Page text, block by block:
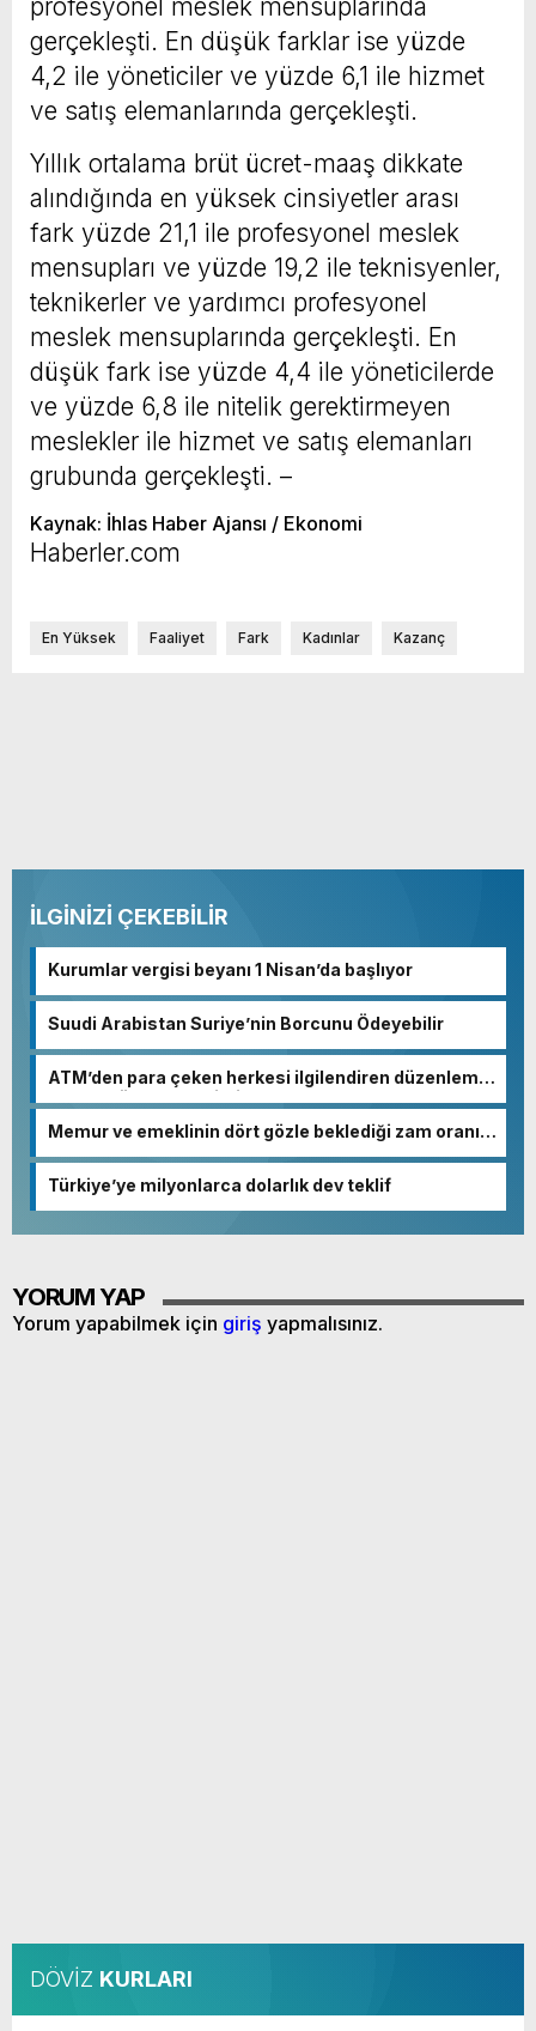
profesyonel meslek mensuplarında
gerçekleşti. En düşük farklar ise yüzde
4,2 ile yöneticiler ve yüzde 6,1 ile hizmet
ve satış elemanlarında gerçekleşti.
Yıllık ortalama brüt ücret-maaş dikkate
alındığında en yüksek cinsiyetler arası
fark yüzde 21,1 ile profesyonel meslek
mensupları ve yüzde 19,2 ile teknisyenler,
teknikerler ve yardımcı profesyonel
meslek mensuplarında gerçekleşti. En
düşük fark ise yüzde 4,4 ile yöneticilerde
ve yüzde 6,8 ile nitelik gerektirmeyen
meslekler ile hizmet ve satış elemanları
grubunda gerçekleşti. –
Kaynak: İhlas Haber Ajansı / Ekonomi
Haberler.com
En Yüksek Faaliyet Fark Kadınlar Kazanç
İLGİNİZİ ÇEKEBİLİR
Kurumlar vergisi beyanı 1 Nisan’da başlıyor
Suudi Arabistan Suriye’nin Borcunu Ödeyebilir
ATM’den para çeken herkesi ilgilendiren düzenleme!
Sayılar tümden değişti
Memur ve emeklinin dört gözle beklediği zam oranı
Türkiye’ye milyonlarca dolarlık dev teklif
YORUM YAP
Yorum yapabilmek için giriş yapmalısınız.
DÖVİZ KURLARI